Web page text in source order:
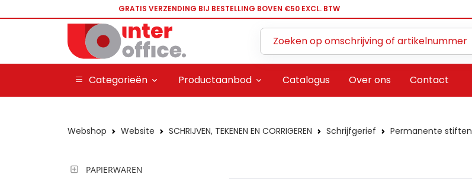
GRATIS VERZENDING BIJ BESTELLING BOVEN €50 EXCL. BTW
Categorieën Productaanbod Catalogus Over ons Contact
Webshop Website SCHRIJVEN, TEKENEN EN CORRIGEREN Schrijfgerief Permanente stiften
PAPIERWAREN